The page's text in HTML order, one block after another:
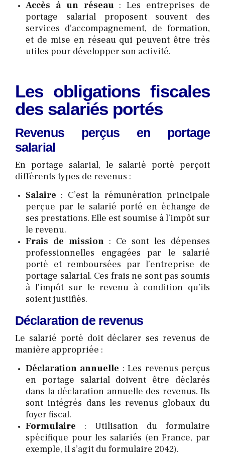
Accès à un réseau : Les entreprises de
portage salarial proposent souvent des
services d’accompagnement, de formation,
et de mise en réseau qui peuvent être très
utiles pour développer son activité.
Les obligations fiscales
des salariés portés
Revenus perçus en portage
salarial
En portage salarial, le salarié porté perçoit
différents types de revenus :
Salaire : C’est la rémunération principale
perçue par le salarié porté en échange de
ses prestations. Elle est soumise à l’impôt sur
le revenu.
Frais de mission : Ce sont les dépenses
professionnelles engagées par le salarié
porté et remboursées par l’entreprise de
portage salarial. Ces frais ne sont pas soumis
à l’impôt sur le revenu à condition qu’ils
soient justifiés.
Déclaration de revenus
Le salarié porté doit déclarer ses revenus de
manière appropriée :
Déclaration annuelle : Les revenus perçus
en portage salarial doivent être déclarés
dans la déclaration annuelle des revenus. Ils
sont intégrés dans les revenus globaux du
foyer fiscal.
Formulaire : Utilisation du formulaire
spécifique pour les salariés (en France, par
exemple, il s’agit du formulaire 2042).